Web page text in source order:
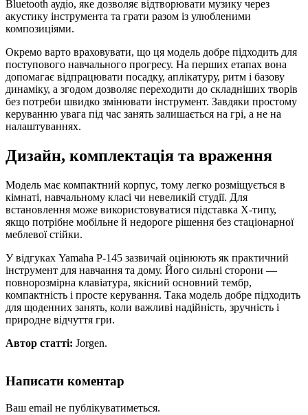
Bluetooth аудіо, яке дозволяє відтворювати музику через
акустику інструмента та грати разом із улюбленими
композиціями.
Окремо варто враховувати, що ця модель добре підходить для
поступового навчального прогресу. На перших етапах вона
допомагає відпрацювати посадку, аплікатуру, ритм і базову
динаміку, а згодом дозволяє переходити до складніших творів
без потреби швидко змінювати інструмент. Завдяки простому
керуванню увага під час занять залишається на грі, а не на
налаштуваннях.
Дизайн, комплектація та враження
Модель має компактний корпус, тому легко розміщується в
кімнаті, навчальному класі чи невеликій студії. Для
встановлення може використовуватися підставка X-типу,
якщо потрібне мобільне й недороге рішення без стаціонарної
меблевої стійки.
У відгуках Yamaha P-145 зазвичай оцінюють як практичний
інструмент для навчання та дому. Його сильні сторони —
повнорозмірна клавіатура, якісний основний тембр,
компактність і просте керування. Така модель добре підходить
для щоденних занять, коли важливі надійність, зручність і
природне відчуття гри.
Автор статті: Jorgen.
Написати коментар
Ваш email не публікуватиметься.